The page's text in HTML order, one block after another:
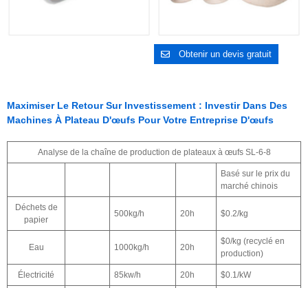
Obtenir un devis gratuit
Maximiser Le Retour Sur Investissement : Investir Dans Des
Machines À Plateau D'œufs Pour Votre Entreprise D'œufs
Analyse de la chaîne de production de plateaux à œufs SL-6-8
Basé sur le prix du
marché chinois
Déchets de
papier
500kg/h 20h $0.2/kg
Eau 1000kg/h 20h
$0/kg (recyclé en
production)
Électricité 85kw/h 20h $0.1/kW